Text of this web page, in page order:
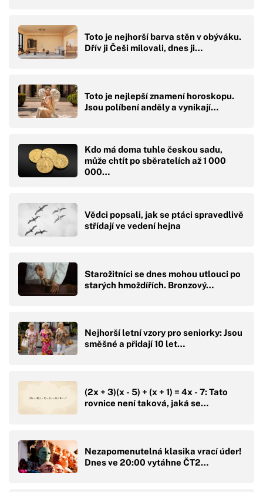
Toto je nejhorší barva stěn v obýváku.
Dřív ji Češi milovali, dnes ji…
Toto je nejlepší znamení horoskopu.
Jsou políbení anděly a vynikají…
Kdo má doma tuhle českou sadu,
může chtít po sběratelích až 1 000
000…
Vědci popsali, jak se ptáci spravedlivě
střídají ve vedení hejna
Starožitníci se dnes mohou utlouci po
starých hmoždířích. Bronzový…
Nejhorší letní vzory pro seniorky: Jsou
směšné a přidají 10 let…
(2x + 3)(x - 5) + (x + 1) = 4x - 7: Tato
rovnice není taková, jaká se…
Nezapomenutelná klasika vrací úder!
Dnes ve 20:00 vytáhne ČT2…